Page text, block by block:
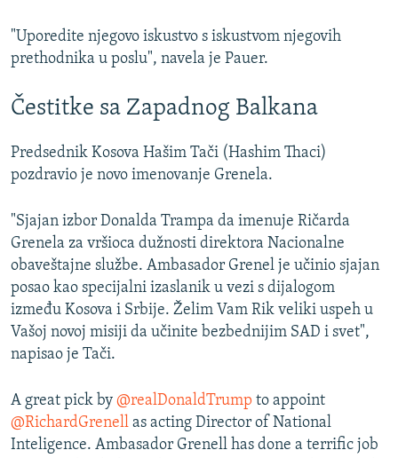
"Uporedite njegovo iskustvo s iskustvom njegovih
prethodnika u poslu", navela je Pauer.
Čestitke sa Zapadnog Balkana
Predsednik Kosova Hašim Tači (Hashim Thaci)
pozdravio je novo imenovanje Grenela.
"Sjajan izbor Donalda Trampa da imenuje Ričarda
Grenela za vršioca dužnosti direktora Nacionalne
obaveštajne službe. Ambasador Grenel je učinio sjajan
posao kao specijalni izaslanik u vezi s dijalogom
između Kosova i Srbije. Želim Vam Rik veliki uspeh u
Vašoj novoj misiji da učinite bezbednijim SAD i svet",
napisao je Tači.
A great pick by @realDonaldTrump to appoint
@RichardGrenell as acting Director of National
Inteligence. Ambasador Grenell has done a terrific job